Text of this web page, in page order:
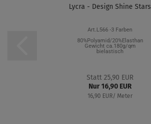
Lycra - Design Shine Stars
Art.L566 -3 Farben
80%Polyamid/20%Elasthan
Gewicht ca.180g/qm
bielastisch
Statt 25,90 EUR
Nur 16,90 EUR
16,90 EUR/ Meter